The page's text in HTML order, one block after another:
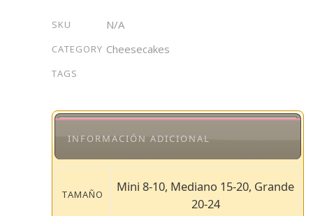
SKU N/A
CATEGORY Cheesecakes
TAGS
INFORMACIÓN ADICIONAL
TAMAÑO
Mini 8-10, Mediano 15-20, Grande
20-24